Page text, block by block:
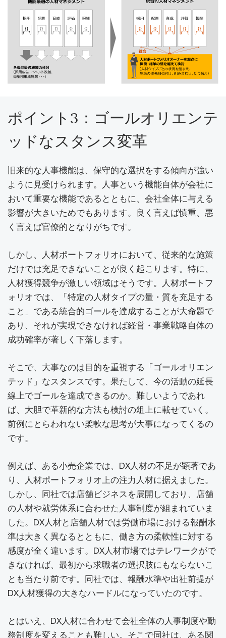
ポイント3：ゴールオリエンテ
ッドなスタンス変革
旧来的な人事機能は、保守的な選択をする傾向が強い
ように見受けられます。人事という機能自体が会社に
おいて重要な機能であるとともに、会社全体に与える
影響が大きいためでもあります。良く言えば慎重、悪
く言えば官僚的となりがちです。
しかし、人材ポートフォリオにおいて、従来的な施策
だけでは充足できないことが良く起こります。特に、
人材獲得競争が激しい領域はそうです。人材ポートフ
ォリオでは、「特定の人材タイプの量・質を充足する
こと」である統合的ゴールを達成することが大命題で
あり、それが実現できなければ経営・事業戦略自体の
成功確率が著しく下落します。
そこで、大事なのは目的を重視する「ゴールオリエン
テッド」なスタンスです。果たして、今の活動の延長
線上でゴールを達成できるのか。難しいようであれ
ば、大胆で革新的な方法も検討の俎上に載せていく。
前例にとらわれない柔軟な思考が大事になってくるの
です。
例えば、ある小売企業では、DX人材の不足が顕著であ
り、人材ポートフォリオ上の注力人材に据えました。
しかし、同社では店舗ビジネスを展開しており、店舗
の人材や就労体系に合わせた人事制度が組まれていま
した。DX人材と店舗人材では労働市場における報酬水
準は大きく異なるとともに、働き方の柔軟性に対する
感度が全く違います。DX人材市場ではテレワークがで
きなければ、最初から求職者の選択肢にもならないこ
とも当たり前です。同社では、報酬水準や出社前提が
DX人材獲得の大きなハードルになっていたのです。
とはいえ、DX人材に合わせて会社全体の人事制度や勤
務制度を変えることも難しい。そこで同社は、ある関